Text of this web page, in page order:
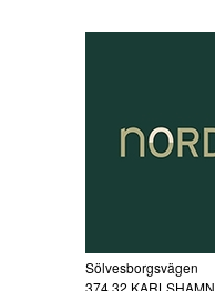
Sölvesborgsvägen
374 32 KARLSHAMN